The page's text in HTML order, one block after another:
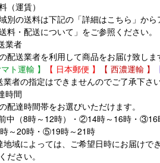
（運賃）
別の送料は下記の「詳細はこちら」から
料・配送について 」をご参照ください。
業者
配送業者を利用して商品をお届け致しま
マト運輸 】
【 日本郵便 】 【 西濃運輸 】
業者の指定はできませんのでご了承下さい
時間
配達時間帯をお選びいただけます。
中（8時～12時）・②14時～16時・③16
～20時・⑤19時～21時
地域によっては、ご希望日時にお届けで
ださい。